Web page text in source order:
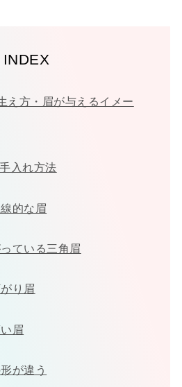
INDEX
え方・眉が与えるイメー
入れ方法
的な眉
ている三角眉
り眉
眉
が違う